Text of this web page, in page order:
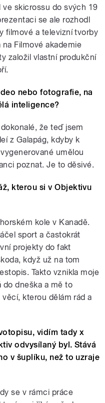
skicrossu do svých 19
se ale rozhodl
filmové a televizní tvorby
na Filmové akademie
založil vlastní produkční
nebo fotografie, na
inteligence?
že teď jsem
z Galapág, kdyby k
umělou
poznat. Je to děsivé.
kterou si v Objektivu
kole v Kanadě.
sport a častokrát
projekty do fakt
když už na tom
Takto vznikla moje
do dneška a mě to
kterou dělám rád a
vidím tady x
odvysílaný byl. Stává
v šuplíku, než to uzraje
se v rámci práce